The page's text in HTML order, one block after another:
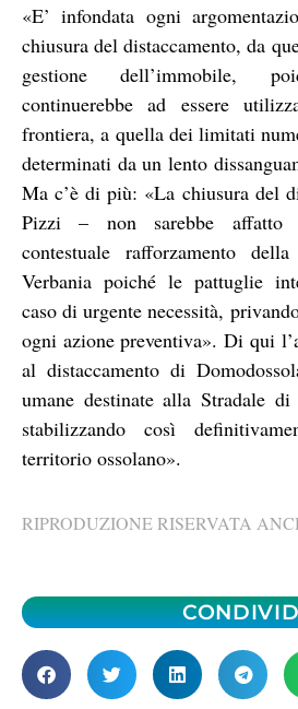
«E’ infondata ogni
chiusura del distaccamento, da
gestione dell’immobile,
continuerebbe ad essere
frontiera, a quella dei limitati
determinati da un lento
Ma c’è di più: «La chiusura del
Pizzi – non sarebbe affatto
contestuale rafforzamento
Verbania poiché le pattuglie
caso di urgente necessità,
ogni azione preventiva». Di qui
al distaccamento di
umane destinate alla Stradale
stabilizzando così
territorio ossolano».
RIPRODUZIONE RISERVATA